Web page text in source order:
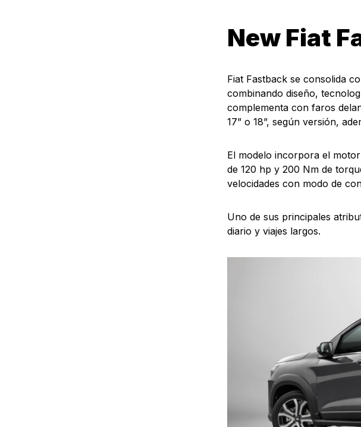
New Fiat
Fiat Fastback se consolida
combinando diseño,
complementa con faros
17” o 18”, según versión,
El modelo incorpora el
de 120 hp y 200 Nm de
velocidades con modo de
Uno de sus principales
diario y viajes largos.